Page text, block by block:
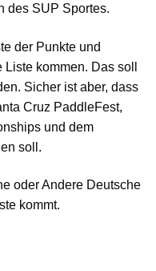
des SUP Sportes.
der Punkte und
kommen. Das soll
Sicher ist aber, dass
Cruz PaddleFest,
und dem
soll.
oder Andere Deutsche
kommt.